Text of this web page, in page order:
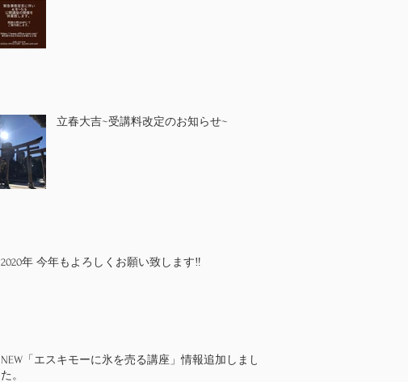
立春大吉~受講料改定のお知らせ~
2020年 今年もよろしくお願い致します‼
NEW「エスキモーに氷を売る講座」情報追加しまし
た。